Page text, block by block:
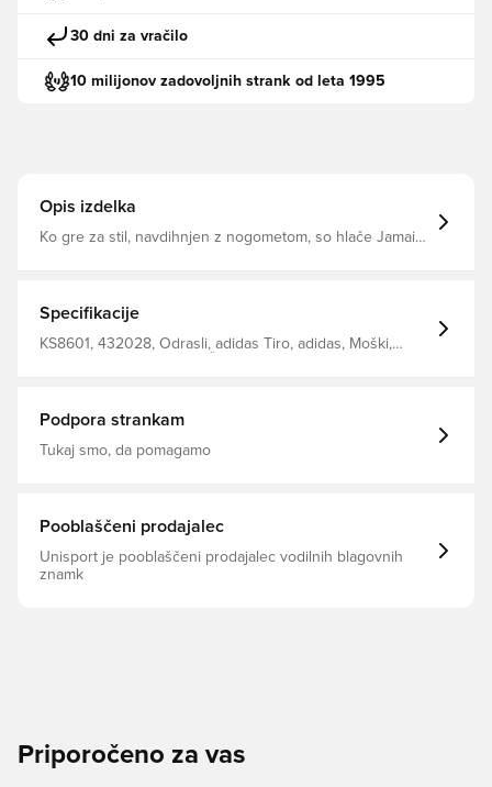
30 dni za vračilo
10 milijonov zadovoljnih strank od leta 1995
Opis izdelka
Ko gre za stil, navdihnjen z nogometom, so hlače Jamaica
dizajn z bistvom nogometne kulture. Ne glede na to, ali
potuješ ali se sproščaš, njihov ergonomski kroj zagotavlja
udobje. Hlače so izdelane iz tkanine s preprosto vezavo,
Specifikacije
KS8601, 432028, Odrasli, adidas Tiro, adidas, Moški,
Podpora strankam
Tukaj smo, da pomagamo
Pooblaščeni prodajalec
Unisport je pooblaščeni prodajalec vodilnih blagovnih
znamk
Priporočeno za vas